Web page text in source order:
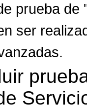
prueba
ser